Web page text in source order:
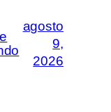
agosto
9,
2026